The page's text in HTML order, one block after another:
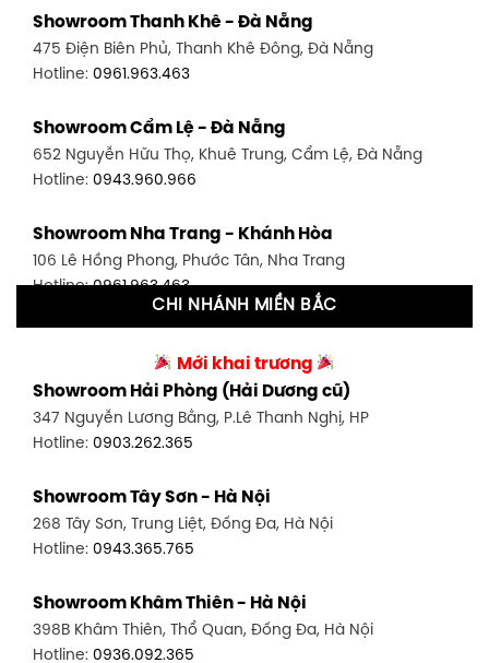
1448 Huỳnh Tấn Phát, Phú Thuận, Quận 7, TP HCM
Hotline:0946.480.580
348 Đ. Bạch Đằng, P. 14, Bình Thạnh, TP HCM
Hotline:0902.716.230
591 Hoàng Văn Thụ, P. 4, Tân Bình, TP HCM
Hotline:0906.256.759
0986.71.8448
Showroom Thuận An - Bình Dương
66 đường DT743, An Phú, Thuận An, Bình Dương
Showroom Biên Hòa - Đồng Nai
452 Nguyễn Ái Quốc, Tân Tiến, TP. Biên Hòa, Đồng Nai
Showroom Thanh Khê - Đà Nẵng
475 Điện Biên Phủ, Thanh Khê Đông, Đà Nẵng
Hotline: 0961.963.463
Showroom Cẩm Lệ - Đà Nẵng
652 Nguyễn Hữu Thọ, Khuê Trung, Cẩm Lệ, Đà Nẵng
Hotline: 0943.960.966
Showroom Nha Trang - Khánh Hòa
106 Lê Hồng Phong, Phước Tân, Nha Trang
Hotline:0961.963.463
27-29 Nguyễn Sỹ Sách, Hưng Bình, TP Vinh, Nghệ An
Hotline:0943.960.966
Showroom Buôn Ma Thuột
Hotline:0934.02.18.18
CHI NHÁNH MIỀN BẮC
Mới khai trương
Showroom Hải Phòng (Hải Dương cũ)
347 Nguyễn Lương Bằng, P.Lê Thanh Nghị, HP
Hotline: 0903.262.365
Showroom Tây Sơn - Hà Nội
268 Tây Sơn, Trung Liệt, Đống Đa, Hà Nội
Hotline: 0943.365.765
Showroom Khâm Thiên - Hà Nội
398B Khâm Thiên, Thổ Quan, Đống Đa, Hà Nội
Hotline: 0936.092.365